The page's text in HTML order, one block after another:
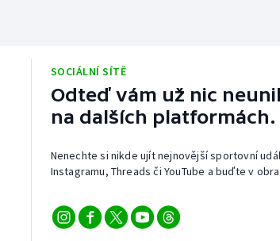
SOCIÁLNÍ SÍTĚ
Odteď vám už nic
na dalších platformách.
Nenechte si nikde ujít nejnovější sportovní
Instagramu, Threads či YouTube a buďte v